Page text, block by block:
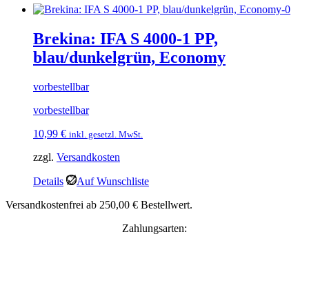
Brekina: IFA S 4000-1 PP,
blau/dunkelgrün, Economy
vorbestellbar
vorbestellbar
10,99 € inkl. gesetzl. MwSt.
zzgl. Versandkosten
Details
Auf Wunschliste
Versandkostenfrei ab 250,00 € Bestellwert.
Zahlungsarten: